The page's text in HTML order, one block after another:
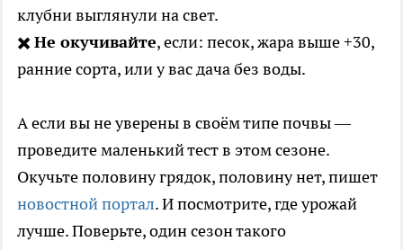
клубни выглянули на свет.
✖️Не окучивайте, если: песок, жара выше +30,
ранние сорта, или у вас дача без воды.
А если вы не уверены в своём типе почвы —
проведите маленький тест в этом сезоне.
Окучьте половину грядок, половину нет, пишет
новостной портал. И посмотрите, где урожай
лучше. Поверьте, один сезон такого